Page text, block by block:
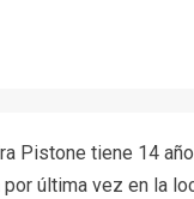
Pistone tiene 14
última vez en la